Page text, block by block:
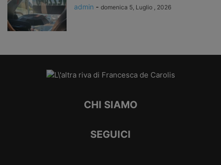
admin - domenica 5, Luglio , 2026
CHI SIAMO
SEGUICI